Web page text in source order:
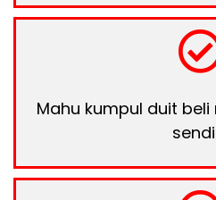
Mahu kumpul duit